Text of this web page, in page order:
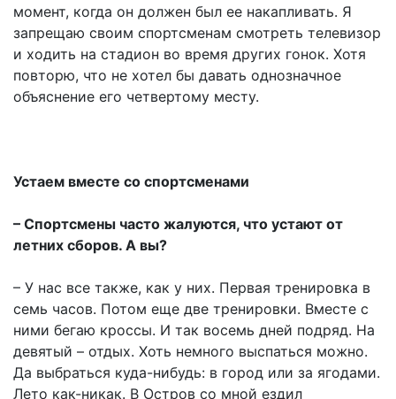
момент, когда он должен был ее накапливать. Я
запрещаю своим спортсменам смотреть телевизор
и ходить на стадион во время других гонок. Хотя
повторю, что не хотел бы давать однозначное
объяснение его четвертому месту.
Устаем вместе со спортсменами
– Спортсмены часто жалуются, что устают от
летних сборов. А вы?
– У нас все также, как у них. Первая тренировка в
семь часов. Потом еще две тренировки. Вместе с
ними бегаю кроссы. И так восемь дней подряд. На
девятый – отдых. Хоть немного выспаться можно.
Да выбраться куда-нибудь: в город или за ягодами.
Лето как-никак. В Остров со мной ездил